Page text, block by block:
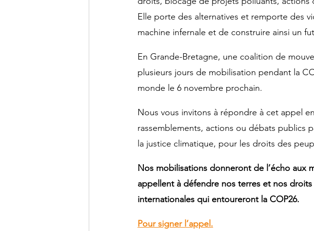
Elle porte des alternatives et remporte des
machine infernale et de construire ainsi un
En Grande-Bretagne, une coalition de
plusieurs jours de mobilisation pendant la
monde le 6 novembre prochain.
Nous vous invitons à répondre à cet appel
rassemblements, actions ou débats publics
la justice climatique, pour les droits des
Nos mobilisations donneront de l’écho aux
appellent à défendre nos terres et nos
internationales qui entoureront la COP26.
Pour signer l’appel.